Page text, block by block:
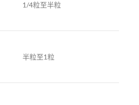
1/4粒至半粒
半粒至1粒